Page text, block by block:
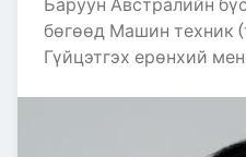
Баруун Австралийн
бөгөөд Машин техник
Гүйцэтгэх ерөнхий